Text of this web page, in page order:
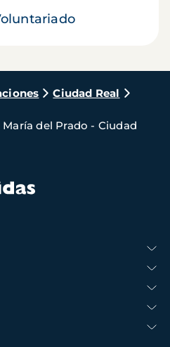
Ciudad Real
del Prado - Ciudad